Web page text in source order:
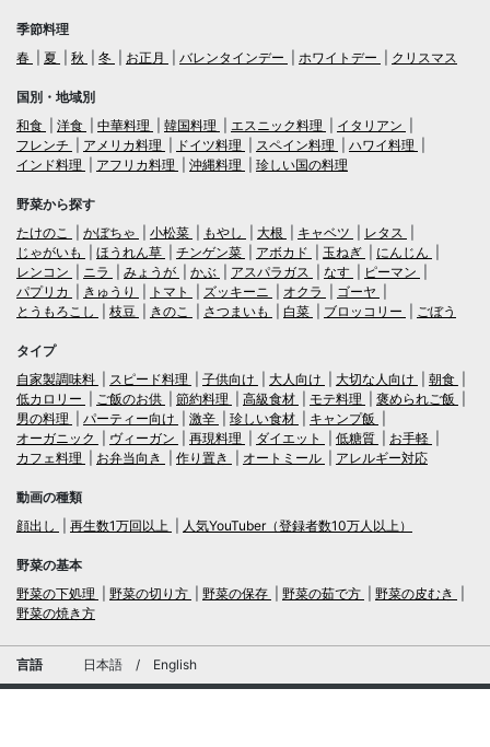
季節料理
春
夏 秋 冬 お正月 バレンタインデー ホワイトデー クリスマス
国別・地域別
和食
洋食 中華料理 韓国料理 エスニック料理
イタリアン
フレンチ
アメリカ料理 ドイツ料理 スペイン料理
ハワイ料理
インド料理
アフリカ料理 沖縄料理 珍しい国の料理
野菜から探す
たけのこ
かぼちゃ 小松菜 もやし 大根 キャベツ
レタス
じゃがいも
ほうれん草 チンゲン菜 アボカド 玉ねぎ
にんじん
レンコン
ニラ みょうが かぶ アスパラガス なす
ピーマン
パプリカ
きゅうり トマト ズッキーニ オクラ
ゴーヤ
とうもろこし
枝豆 きのこ さつまいも 白菜 ブロッコリー ごぼう
タイプ
自家製調味料
スピード料理 子供向け 大人向け 大切な人向け
朝食
低カロリー
ご飯のお供 節約料理 高級食材 モテ料理
褒められご飯
男の料理
パーティー向け 激辛 珍しい食材
キャンプ飯
オーガニック
ヴィーガン 再現料理 ダイエット 低糖質
お手軽
カフェ料理
お弁当向き 作り置き オートミール アレルギー対応
動画の種類
顔出し
再生数1万回以上 人気YouTuber（登録者数10万人以上）
野菜の基本
野菜の下処理
野菜の切り方 野菜の保存 野菜の茹で方
野菜の皮むき
野菜の焼き方
言語 日本語 / English